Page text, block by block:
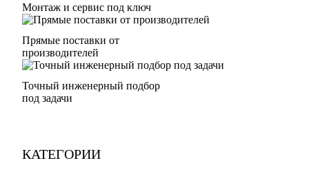
Монтаж и сервис под ключ
Прямые поставки от
производителей
Точный инженерный подбор
под задачи
КАТЕГОРИИ